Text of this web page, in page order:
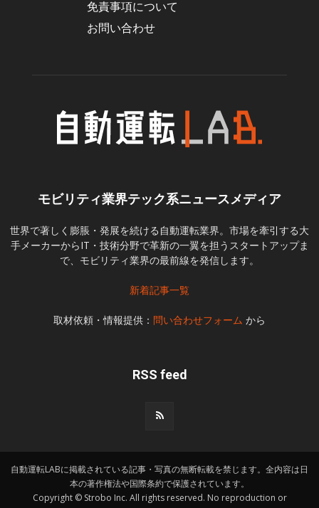
免責事項について
お問い合わせ
モビリティ業界テック系ニュースメディア
世界で著しく膨脹・発展を続ける自動運転業界。市場を牽引する大
手メーカーからIT・技術分野で革新の一翼を担うスタートアップま
で、モビリティ業界の最前線を発信します。
新着記事一覧
取材依頼・情報提供： 問い合わせフォーム から
RSS feed
自動運転LABに掲載されている記事・写真の無断転載を禁じます。全内容は日
本の著作権法や国際条約で保護されています。
Copyright © Strobo Inc. All rights reserved. No reproduction or